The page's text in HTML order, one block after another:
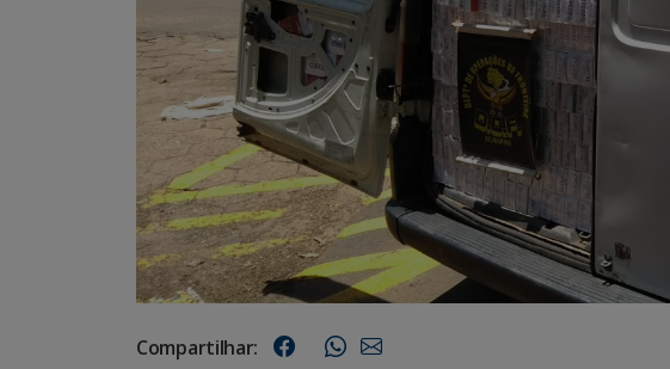
Compartilhar: